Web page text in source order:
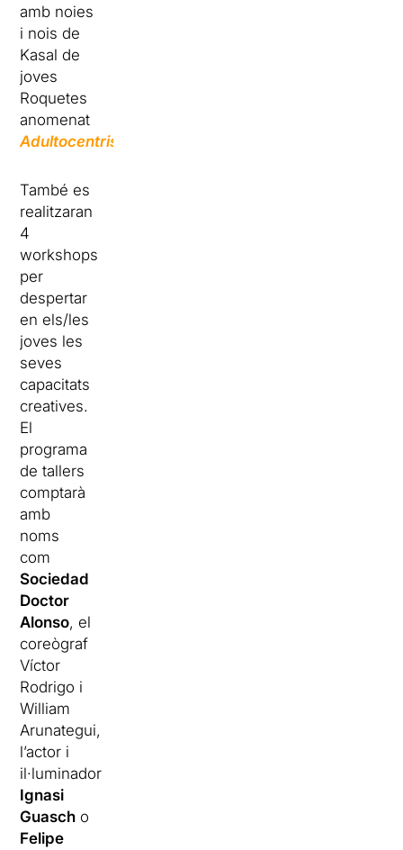
amb noies
i nois de
Kasal de
joves
Roquetes
anomenat
Adultocentrisme
També es
realitzaran
4
workshops
per
despertar
en els/les
joves les
seves
capacitats
creatives.
El
programa
de tallers
comptarà
amb
noms
com
Sociedad
Doctor
Alonso, el
coreògraf
Víctor
Rodrigo i
William
Arunategui,
l’actor i
il·luminador
Ignasi
Guasch o
Felipe